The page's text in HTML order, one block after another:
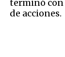
terminó
de acciones.